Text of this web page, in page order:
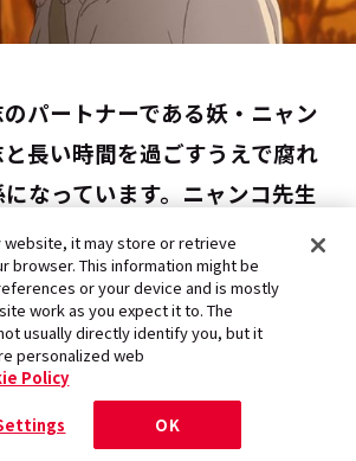
パートナーである妖・ニャン
長い時間を過ごすうえで腐れ
なっています。ニャンコ先生
妖・斑。貴志が死んだら友人帳
う約束で行動をともにしていま
先生も変化しているのでしょう
すごく変わってきていると思い
website, it may store or retrieve
browser. This information might be
or your device and is mostly
work as you expect it to. The
usually directly identify you, but it
personalized web
Policy
OK